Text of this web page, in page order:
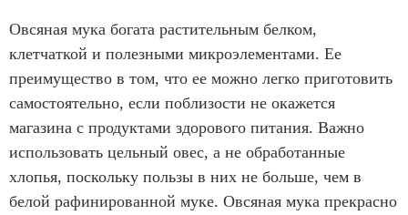
Овсяная мука богата растительным белком,
клетчаткой и полезными микроэлементами. Ее
преимущество в том, что ее можно легко приготовить
самостоятельно, если поблизости не окажется
магазина с продуктами здорового питания. Важно
использовать цельный овес, а не обработанные
хлопья, поскольку пользы в них не больше, чем в
белой рафинированной муке. Овсяная мука прекрасно